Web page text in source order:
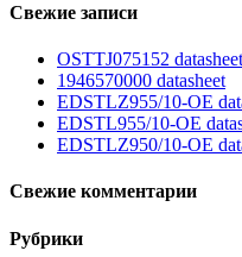
Свежие записи
OSTTJ075152 datasheet
1946570000 datasheet
EDSTLZ955/10-OE
EDSTL955/10-OE
EDSTLZ950/10-OE
Свежие комментарии
Рубрики